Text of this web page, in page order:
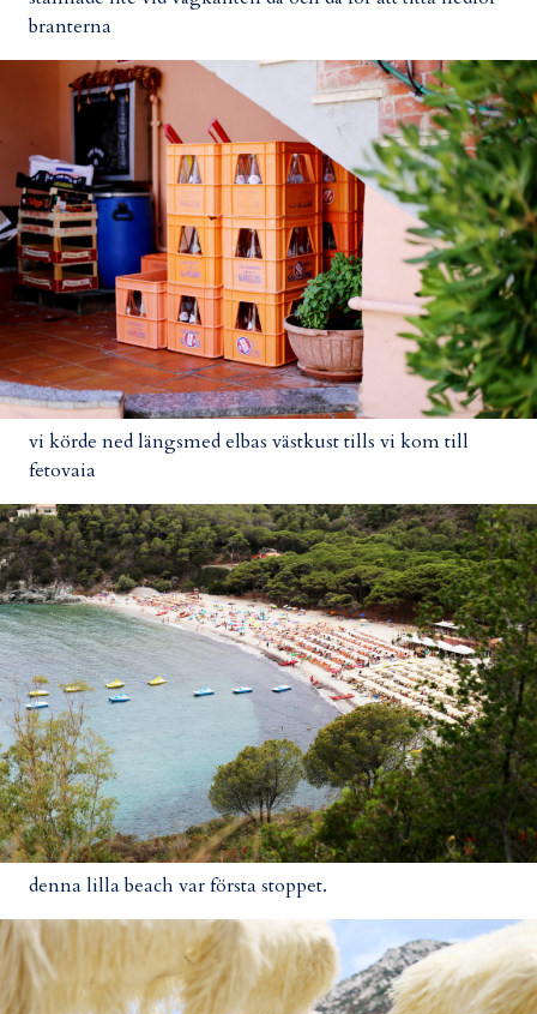
branterna
vi körde ned längsmed elbas västkust tills vi kom till
fetovaia
denna lilla beach var första stoppet.